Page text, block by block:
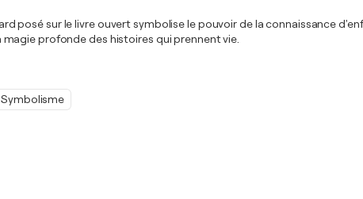
posé sur le livre ouvert symbolise le pouvoir de la connaissance
profonde des histoires qui prennent vie.
Symbolisme